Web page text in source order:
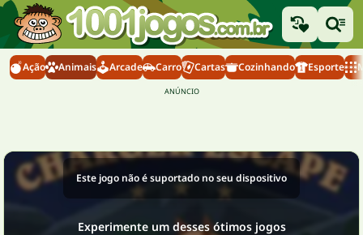
Ação Animais Arcade Carro Cartas Cozinhando Esporte
Este jogo não é suportado no seu dispositivo
Experimente um desses ótimos jogos